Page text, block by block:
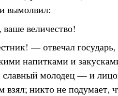
вымолвил:
величество!
— отвечал государь,
напитками и
славный молодец — и
никто не подумает,